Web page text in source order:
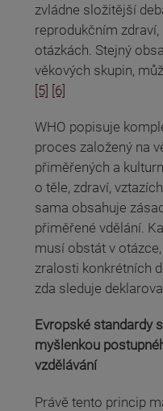
zvládne složitější
reprodukčním
otázkách. Stejný
věkových skupin,
[5] [6]
WHO popisuje
proces založený na
přiměřených a
o těle, zdraví,
sama obsahuje
přiměřené vdělání.
musí obstát v
zralosti konkrétních
zda sleduje
Evropské standardy
myšlenkou
vzdělávání
Právě tento princip